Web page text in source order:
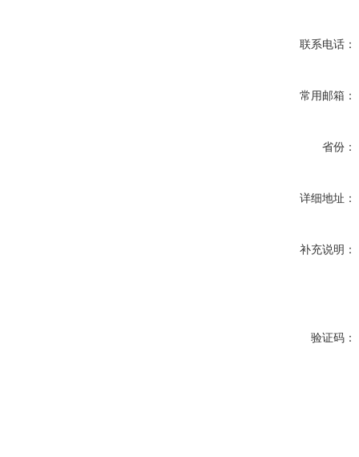
联系电话：
常用邮箱：
省份：
详细地址：
补充说明：
验证码：